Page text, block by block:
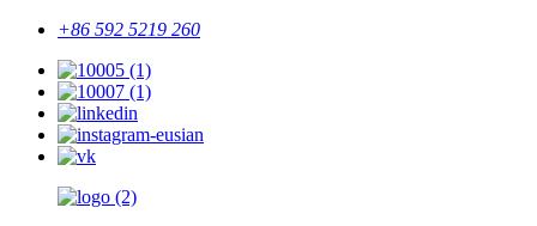
+86 592 5219 260